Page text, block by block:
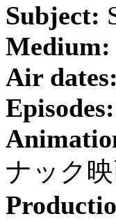
Subject:
Medium:
Air dates:
Episodes:
ナック